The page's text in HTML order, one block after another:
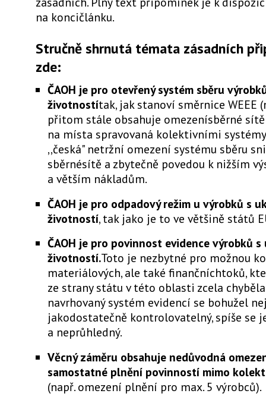
na koncičlánku.
Stručně shrnutá témata zásadních
zde:
ČAOH je pro otevřený systém sběru
životnostítak, jak stanoví směrnice WEEE
přitom stále obsahuje omezenísběrné
na místa spravovaná kolektivními
,,česká" netržní omezení systému sběru
sběrnésítě a zbytečně povedou k nižším
a větším nákladům.
ČAOH je pro odpadový režim u výrobků s
životností, tak jako je to ve většině států
ČAOH je pro povinnost evidence výrobků
životností.Toto je nezbytné pro možnou
materiálových, ale také finančníchtoků,
ze strany státu v této oblasti zcela
navrhovaný systém evidencí se bohužel
jakodostatečně kontrolovatelný, spíše se
a neprůhledný.
Věcný záměru obsahuje nedůvodná
samostatné plnění povinností mimo
(např. omezení plnění pro max. 5 výrobců).